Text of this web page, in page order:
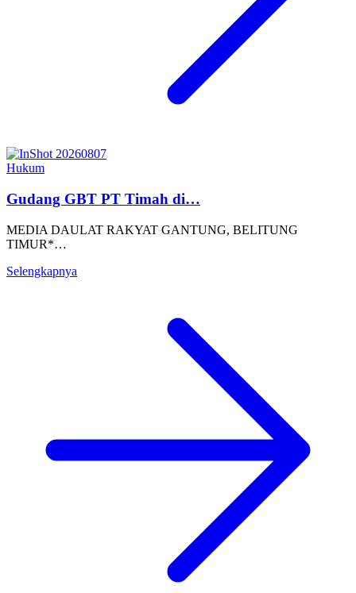
Hukum
Gudang GBT PT Timah di…
MEDIA DAULAT RAKYAT GANTUNG, BELITUNG
TIMUR*…
Selengkapnya